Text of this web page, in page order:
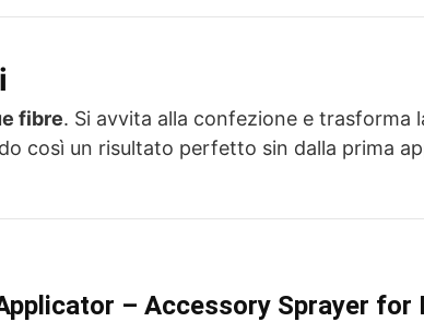
fibre. Si avvita alla confezione e trasforma
così un risultato perfetto sin dalla prima
– Accessory Sprayer